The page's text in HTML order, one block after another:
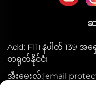
Add: F11၊ နံပါတ် 139 အ
တရုတ်နိုင်ငံ။
အီးမေးလ်:[email